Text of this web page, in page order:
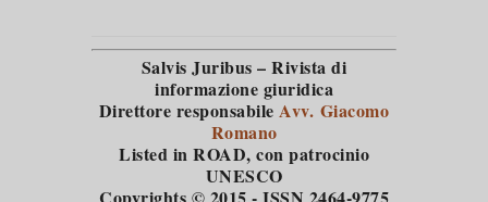
Salvis Juribus – Rivista di
informazione giuridica
Direttore responsabileAvv. Giacomo
Romano
Listed in ROAD, con patrocinio
UNESCO